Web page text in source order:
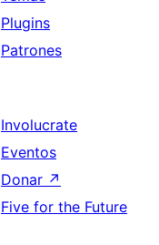
Plugins
Patrones
Involucrate
Eventos
Donar ↗
Five for the Future